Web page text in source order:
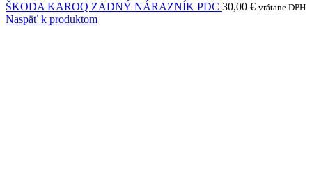
ŠKODA KAROQ ZADNÝ NÁRAZNÍK PDC 30,00 € vrátane DPH
Naspäť k produktom